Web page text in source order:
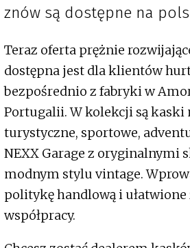
znów są dostępne na
Teraz oferta prężnie
dostępna jest dla klientów
bezpośrednio z fabryki w
Portugalii. W kolekcji są kaski
turystyczne, sportowe,
NEXX Garage z oryginalnymi
modnym stylu vintage.
politykę handlową i ułatwione
współpracy.